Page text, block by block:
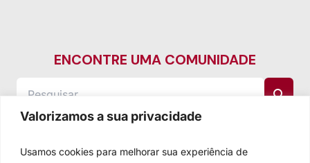
Valorizamos a sua privacidade
Usamos cookies para melhorar sua experiência de
ENCONTRE UMA COMUNIDADE